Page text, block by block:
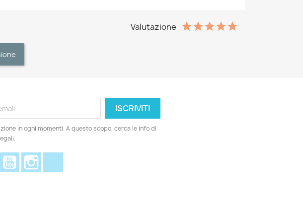
Valutazione
in ogni momenti. A questo scopo, cerca le info di
FacebookYouTube